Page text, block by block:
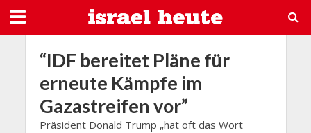
“IDF bereitet Pläne für
erneute Kämpfe im
Gazastreifen vor”
Präsident Donald Trump „hat oft das Wort